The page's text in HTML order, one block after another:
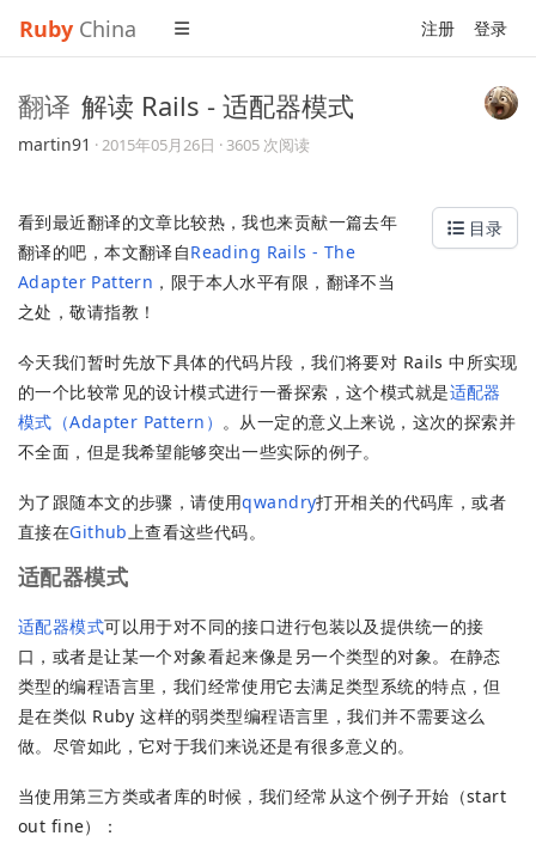
Ruby China 注册 登录
翻译 解读 Rails - 适配器模式
martin91 ·2015年05月26日 · 3605 次阅读
目录
看到最近翻译的文章比较热，我也来贡献一篇去年
翻译的吧，本文翻译自Reading Rails - The
Adapter Pattern ，限于本人水平有限，翻译不当
之处，敬请指教！
今天我们暂时先放下具体的代码片段，我们将要对 Rails 中所实现
的一个比较常见的设计模式进行一番探索，这个模式就是适配器
模式（Adapter Pattern） 。从一定的意义上来说，这次的探索并
不全面，但是我希望能够突出一些实际的例子。
为了跟随本文的步骤，请使用qwandry打开相关的代码库，或者
直接在Github 上查看这些代码。
适配器模式
适配器模式可以用于对不同的接口进行包装以及提供统一的接
口，或者是让某一个对象看起来像是另一个类型的对象。在静态
类型的编程语言里，我们经常使用它去满足类型系统的特点，但
是在类似 Ruby 这样的弱类型编程语言里，我们并不需要这么
做。尽管如此，它对于我们来说还是有很多意义的。
当使用第三方类或者库的时候，我们经常从这个例子开始（start
out fine）：